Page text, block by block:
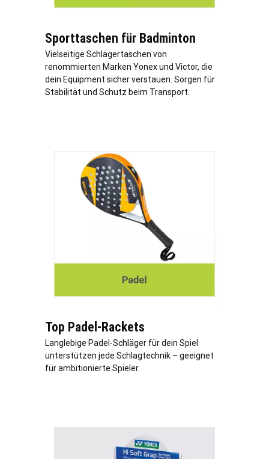
Sporttaschen für Badminton
Vielseitige Schlägertaschen von
renommierten Marken Yonex und Victor, die
dein Equipment sicher verstauen. Sorgen für
Stabilität und Schutz beim Transport.
Top Padel-Rackets
Langlebige Padel-Schläger für dein Spiel
unterstützen jede Schlagtechnik – geeignet
für ambitionierte Spieler.